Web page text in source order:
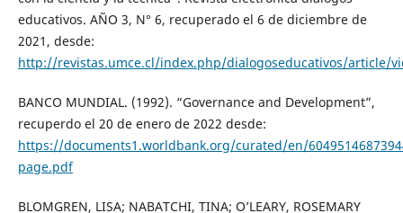
educativos. AÑO 3, N° 6, recuperado el 6 de diciembre de
2021, desde:
http://revistas.umce.cl/index.php/dialogoseducativos/article/
BANCO MUNDIAL. (1992). “Governance and Development”,
recuperdo el 20 de enero de 2022 desde:
https://documents1.worldbank.org/curated/en/
page.pdf
BLOMGREN, LISA; NABATCHI, TINA; O’LEARY, ROSEMARY